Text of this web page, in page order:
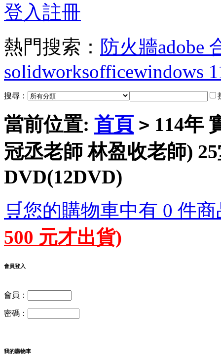
登入註冊
熱門搜索： 防火牆adobe
solidworksofficewindows
搜尋：
當前位置: 首頁 > 114年
冠丞老師 林盈收老師)
DVD(12DVD)
🛒您的購物車中有 0 件
500 元才出貨)
會員登入
會員：
密碼：
我的購物車